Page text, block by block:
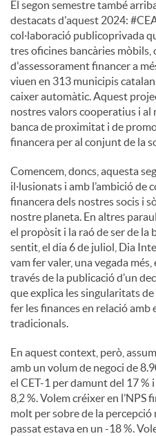
El segon semestre també
destacats d'aquest 2024:
col·laboració publicoprivada
tres oficines bancàries mòbils,
d'assessorament financer a
viuen en 313 municipis
caixer automàtic. Aquest
nostres valors cooperatius i
banca de proximitat i de
financera per al conjunt de la
Comencem, doncs, aquesta
il·lusionats i amb l’ambició
financera dels nostres socis i
nostre planeta. En altres
el propòsit i la raó de ser de la
sentit, el dia 6 de juliol, Dia
vam fer valer, una vegada
través de la publicació d’un
que explica les singularitats
fer les finances en relació amb
tradicionals.
En aquest context, però,
amb un volum de negoci de
el CET-1 per damunt del 17 %
8,2 %. Volem créixer en l’NPS
molt per sobre de la percepció
passat estava en un -18 %.